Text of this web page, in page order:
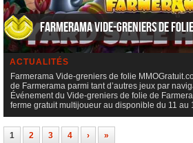
Farmerama Vide-greniers de folie
ACTUALITÉS
Farmerama Vide-greniers de folie
de Farmerama parmi tant d’autres jeux par
Événement du Vide-greniers de folie de
ferme gratuit multijoueur au disponible du 11 au
1 2 3 4 › »